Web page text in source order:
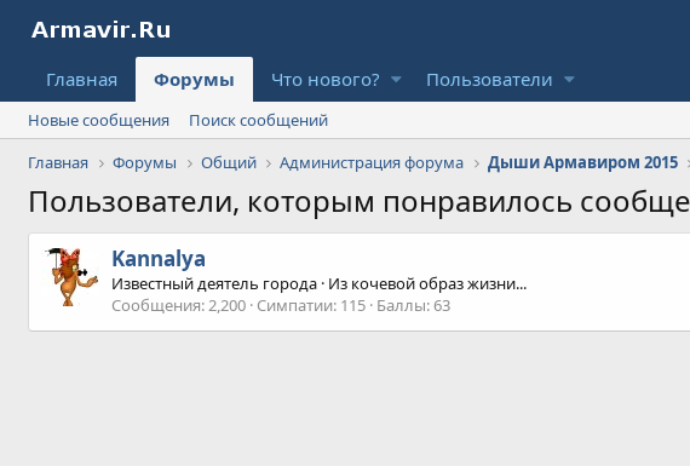
Главная Форумы Что нового? Пользователи
Новые сообщения
Поиск сообщений
Главная
Форумы Общий Администрация форума Дыши Армавиром 2015
Пользователи, которым понравилось
Kannalya
Известный деятель города · Из кочевой образ жизни...
Сообщения 2,200 Симпатии 115 Баллы 63